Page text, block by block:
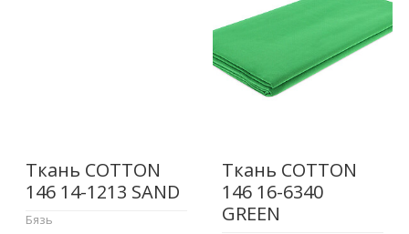
Ткань COTTON
146 14-1213 SAND
Бязь
Ткань COTTON
146 16-6340
GREEN